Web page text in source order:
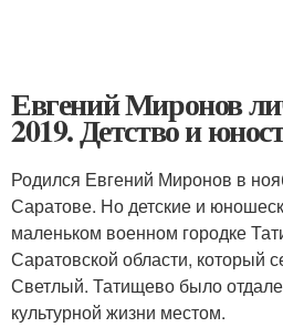
Евгений Миронов
2019. Детство и
Родился Евгений Миронов в
Саратове. Но детские и
маленьком военном городке
Саратовской области, который
Светлый. Татищево было
культурной жизни местом.